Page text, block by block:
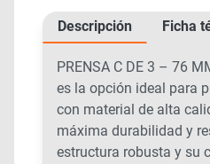
Descripción Ficha
PRENSA C DE 3 – 76
es la opción ideal para
con material de alta
máxima durabilidad y
estructura robusta y su